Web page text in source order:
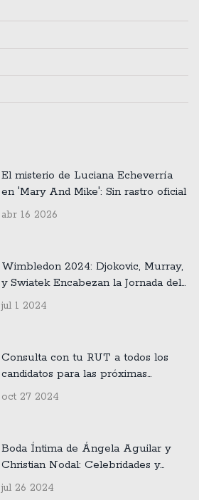
El misterio de Luciana Echeverría
en 'Mary And Mike': Sin rastro oficial
abr 16 2026
Wimbledon 2024: Djokovic, Murray,
y Swiatek Encabezan la Jornada del
Martes 2 de Julio
jul 1 2024
Consulta con tu RUT a todos los
candidatos para las próximas
elecciones en Chile: Guía completa
oct 27 2024
Boda Íntima de Ángela Aguilar y
Christian Nodal: Celebridades y
Testigos Famosos Presentes
jul 26 2024